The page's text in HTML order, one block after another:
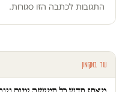
התגובות לכתבה הזו סגורות.
עוד במקומון